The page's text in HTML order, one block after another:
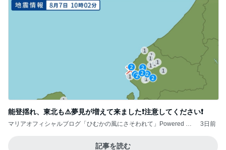
能登揺れ、東北も⚠️夢見が増えて来ました❗️注意してください❗️
マリアオフィシャルブログ「ひむかの風にさそわれて」Powered by
3日前
記事を読む